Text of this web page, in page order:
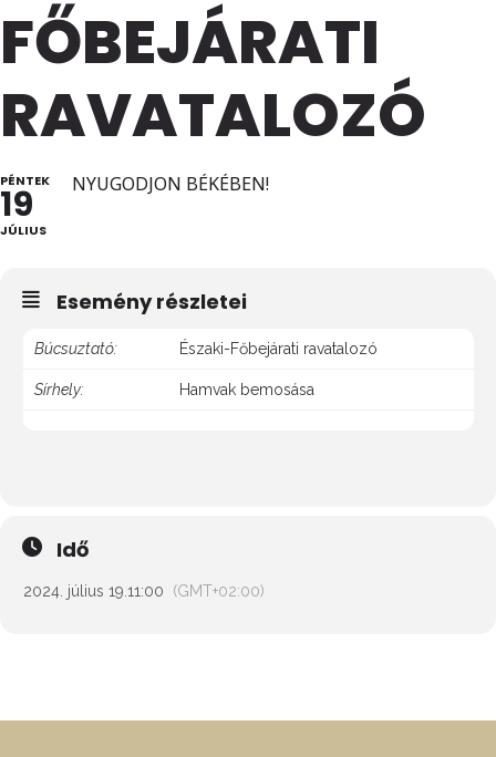
FŐBEJÁRATI
RAVATALOZÓ
PÉNTEK
19
JÚLIUS
NYUGODJON BÉKÉBEN!
Esemény részletei
Búcsuztató: Északi-Főbejárati ravatalozó
Sírhely: Hamvak bemosása
Idő
2024. július 19. 11:00 (GMT+02:00)